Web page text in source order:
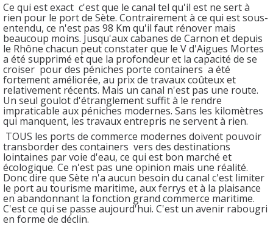
Ce qui est exact c'est que le canal tel qu'il est ne sert à
rien pour le port de Sète. Contrairement à ce qui est sous-
entendu, ce n'est pas 98 Km qu'il faut rénover mais
beaucoup moins. Jusqu'aux cabanes de Carnon et depuis
le Rhône chacun peut constater que le V d'Aigues Mortes
a été supprimé et que la profondeur et la capacité de se
croiser pour des péniches porte containers a été
fortement améliorée, au prix de travaux coûteux et
relativement récents. Mais un canal n'est pas une route.
Un seul goulot d'étranglement suffit à le rendre
impraticable aux péniches modernes. Sans les kilomètres
qui manquent, les travaux entrepris ne servent à rien.
TOUS les ports de commerce modernes doivent pouvoir
transborder des containers vers des destinations
lointaines par voie d'eau, ce qui est bon marché et
écologique. Ce n'est pas une opinion mais une réalité.
Donc dire que Sète n'a aucun besoin du canal c'est limiter
le port au tourisme maritime, aux ferrys et à la plaisance
en abandonnant la fonction grand commerce maritime.
C'est ce qui se passe aujourd'hui. C'est un avenir rabougri
en forme de déclin.